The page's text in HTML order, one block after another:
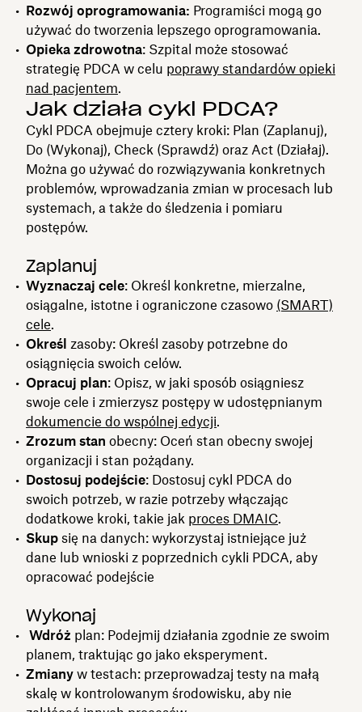
Rozwój oprogramowania: Programiści mogą go
używać do tworzenia lepszego oprogramowania.
Opieka zdrowotna: Szpital może stosować
strategię PDCA w celu poprawy standardów opieki
nad pacjentem.
Jak działa cykl PDCA?
Cykl PDCA obejmuje cztery kroki: Plan (Zaplanuj),
Do (Wykonaj), Check (Sprawdź) oraz Act (Działaj).
Można go używać do rozwiązywania konkretnych
problemów, wprowadzania zmian w procesach lub
systemach, a także do śledzenia i pomiaru
postępów.
Zaplanuj
Wyznaczaj cele: Określ konkretne, mierzalne,
osiągalne, istotne i ograniczone czasowo (SMART)
cele.
Określ zasoby: Określ zasoby potrzebne do
osiągnięcia swoich celów.
Opracuj plan: Opisz, w jaki sposób osiągniesz
swoje cele i zmierzysz postępy w udostępnianym
dokumencie do wspólnej edycji.
Zrozum stan obecny: Oceń stan obecny swojej
organizacji i stan pożądany.
Dostosuj podejście: Dostosuj cykl PDCA do
swoich potrzeb, w razie potrzeby włączając
dodatkowe kroki, takie jak proces DMAIC.
Skup się na danych: wykorzystaj istniejące już
dane lub wnioski z poprzednich cykli PDCA, aby
opracować podejście
Wykonaj
Wdróż plan: Podejmij działania zgodnie ze swoim
planem, traktując go jako eksperyment.
Zmiany w testach: przeprowadzaj testy na małą
skalę w kontrolowanym środowisku, aby nie